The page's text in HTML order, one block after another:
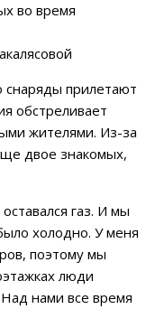
во время
снаряды прилетают
обстреливает
жителями. Из-за
двое знакомых,
газ. И мы
холодно. У меня
поэтому мы
люди
нами все время